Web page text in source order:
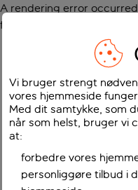
A rendering error
function
Vi bruger strengt
vores hjemmeside
Med dit samtykke, som
når som helst, bruger vi
at:
forbedre vores
personliggøre tilbud i